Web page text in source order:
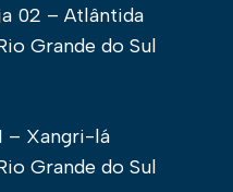
02 – Atlântida
Grande do Sul
– Xangri-lá
Grande do Sul